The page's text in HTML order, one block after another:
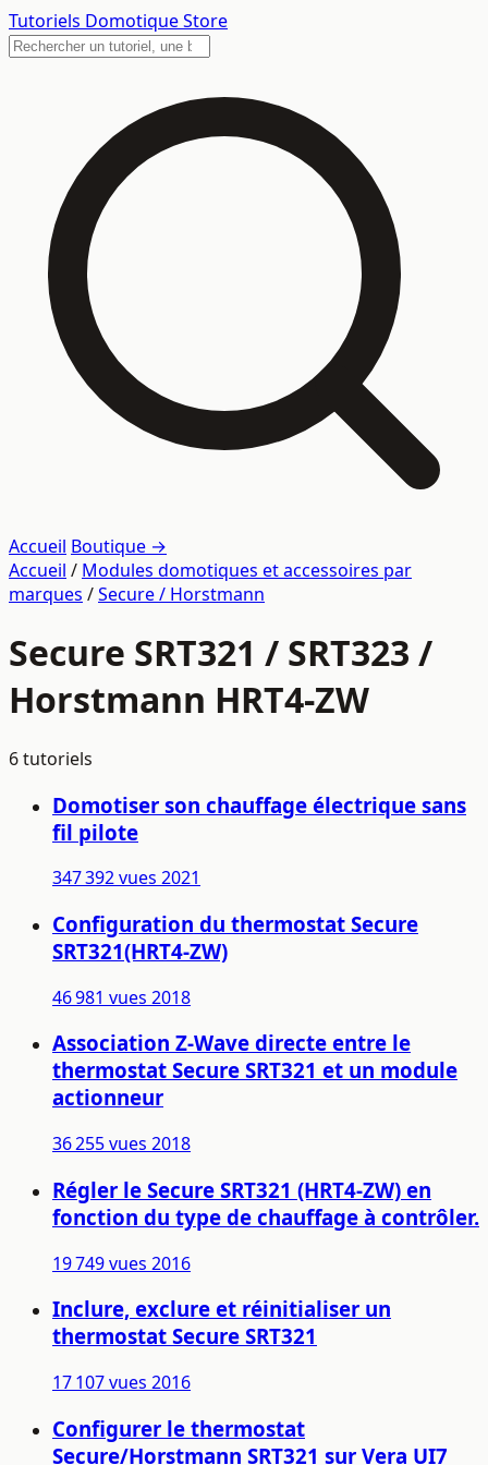
Tutoriels Domotique Store
Accueil Boutique →
Accueil / Modules domotiques et accessoires par
marques /Secure / Horstmann
Secure SRT321 / SRT323 /
Horstmann HRT4-ZW
6 tutoriels
Domotiser son chauffage électrique sans
fil pilote
347 392 vues 2021
Configuration du thermostat Secure
SRT321(HRT4-ZW)
46 981 vues 2018
Association Z-Wave directe entre le
thermostat Secure SRT321 et un module
actionneur
36 255 vues 2018
Régler le Secure SRT321 (HRT4-ZW) en
fonction du type de chauffage à contrôler.
19 749 vues 2016
Inclure, exclure et réinitialiser un
thermostat Secure SRT321
17 107 vues 2016
Configurer le thermostat
Secure/Horstmann SRT321 sur Vera UI7